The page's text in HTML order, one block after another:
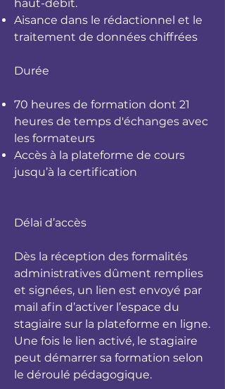
haut-débit.
Aisance dans le rédactionnel et le
traitement de données chiffrées
Durée
70 heures de formation dont 21
heures de temps d'échanges avec
les formateurs
Accès à la plateforme de cours
jusqu’à la certification
Délai d’accès
Dès la réception des formalités
administratives dûment remplies
et signées, un lien est envoyé par
mail afin d’activer l’espace du
stagiaire sur la plateforme en ligne.
Une fois le lien activé, le stagiaire
peut démarrer sa formation selon
le déroulé pédagogique.